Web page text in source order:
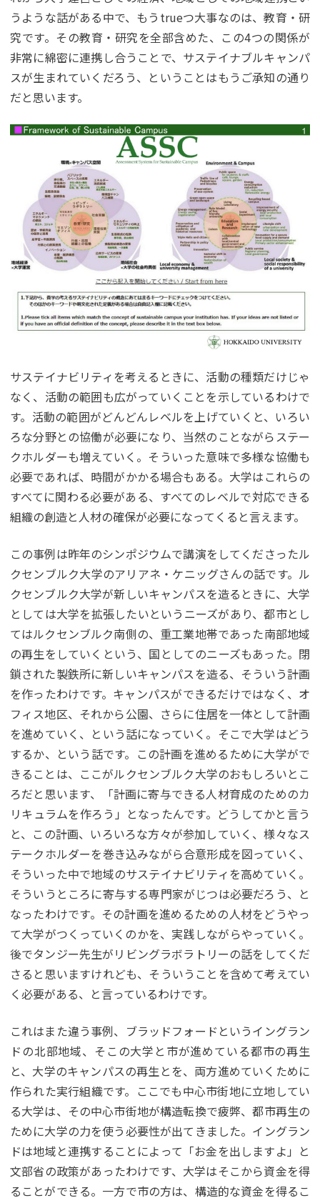
うような話がある中で、もうtrueつ大事なのは、教育・研
究です。その教育・研究を全部含めた、この4つの関係が
非常に綿密に連携し合うことで、サステイナブルキャンパ
スが生まれていくだろう、ということはもうご承知の通り
だと思います。
サステイナビリティを考えるときに、活動の種類だけじゃ
なく、活動の範囲も広がっていくことを示しているわけで
す。活動の範囲がどんどんレベルを上げていくと、いろい
ろな分野との協働が必要になり、当然のことながらステー
クホルダーも増えていく。そういった意味で多様な協働も
必要であれば、時間がかかる場合もある。大学はこれらの
すべてに関わる必要がある、すべてのレベルで対応できる
組織の創造と人材の確保が必要になってくると言えます。
この事例は昨年のシンポジウムで講演をしてくださったル
クセンブルク大学のアリアネ・ケニッグさんの話です。ル
クセンブルク大学が新しいキャンパスを造るときに、大学
としては大学を拡張したいというニーズがあり、都市とし
てはルクセンブルク南側の、重工業地帯であった南部地域
の再生をしていくという、国としてのニーズもあった。閉
鎖された製鉄所に新しいキャンパスを造る、そういう計画
を作ったわけです。キャンパスができるだけではなく、オ
フィス地区、それから公園、さらに住居を一体として計画
を進めていく、という話になっていく。そこで大学はどう
するか、という話です。この計画を進めるために大学がで
きることは、ここがルクセンブルク大学のおもしろいとこ
ろだと思います、「計画に寄与できる人材育成のためのカ
リキュラムを作ろう」となったんです。どうしてかと言う
と、この計画、いろいろな方々が参加していく、様々なス
テークホルダーを巻き込みながら合意形成を図っていく、
そういった中で地域のサステイナビリティを高めていく。
そういうところに寄与する専門家がじつは必要だろう、と
なったわけです。その計画を進めるための人材をどうやっ
て大学がつくっていくのかを、実践しながらやっていく。
後でタンジー先生がリビングラボラトリーの話をしてくだ
さると思いますけれども、そういうことを含めて考えてい
く必要がある、と言っているわけです。
これはまた違う事例、ブラッドフォードというイングラン
ドの北部地域、そこの大学と市が進めている都市の再生
と、大学のキャンパスの再生とを、両方進めていくために
作られた実行組織です。ここでも中心市街地に立地してい
る大学は、その中心市街地が構造転換で疲弊、都市再生の
ために大学の力を使う必要性が出てきました。イングラン
ドは地域と連携することによって「お金を出しますよ」と
文部省の政策があったわけです、大学はそこから資金を得
ることができる。一方で市の方は、構造的な資金を得るこ